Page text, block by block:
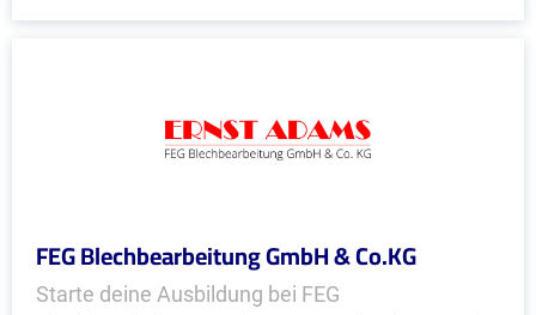
FEG Blechbearbeitung GmbH & Co.KG
Starte deine Ausbildung bei FEG